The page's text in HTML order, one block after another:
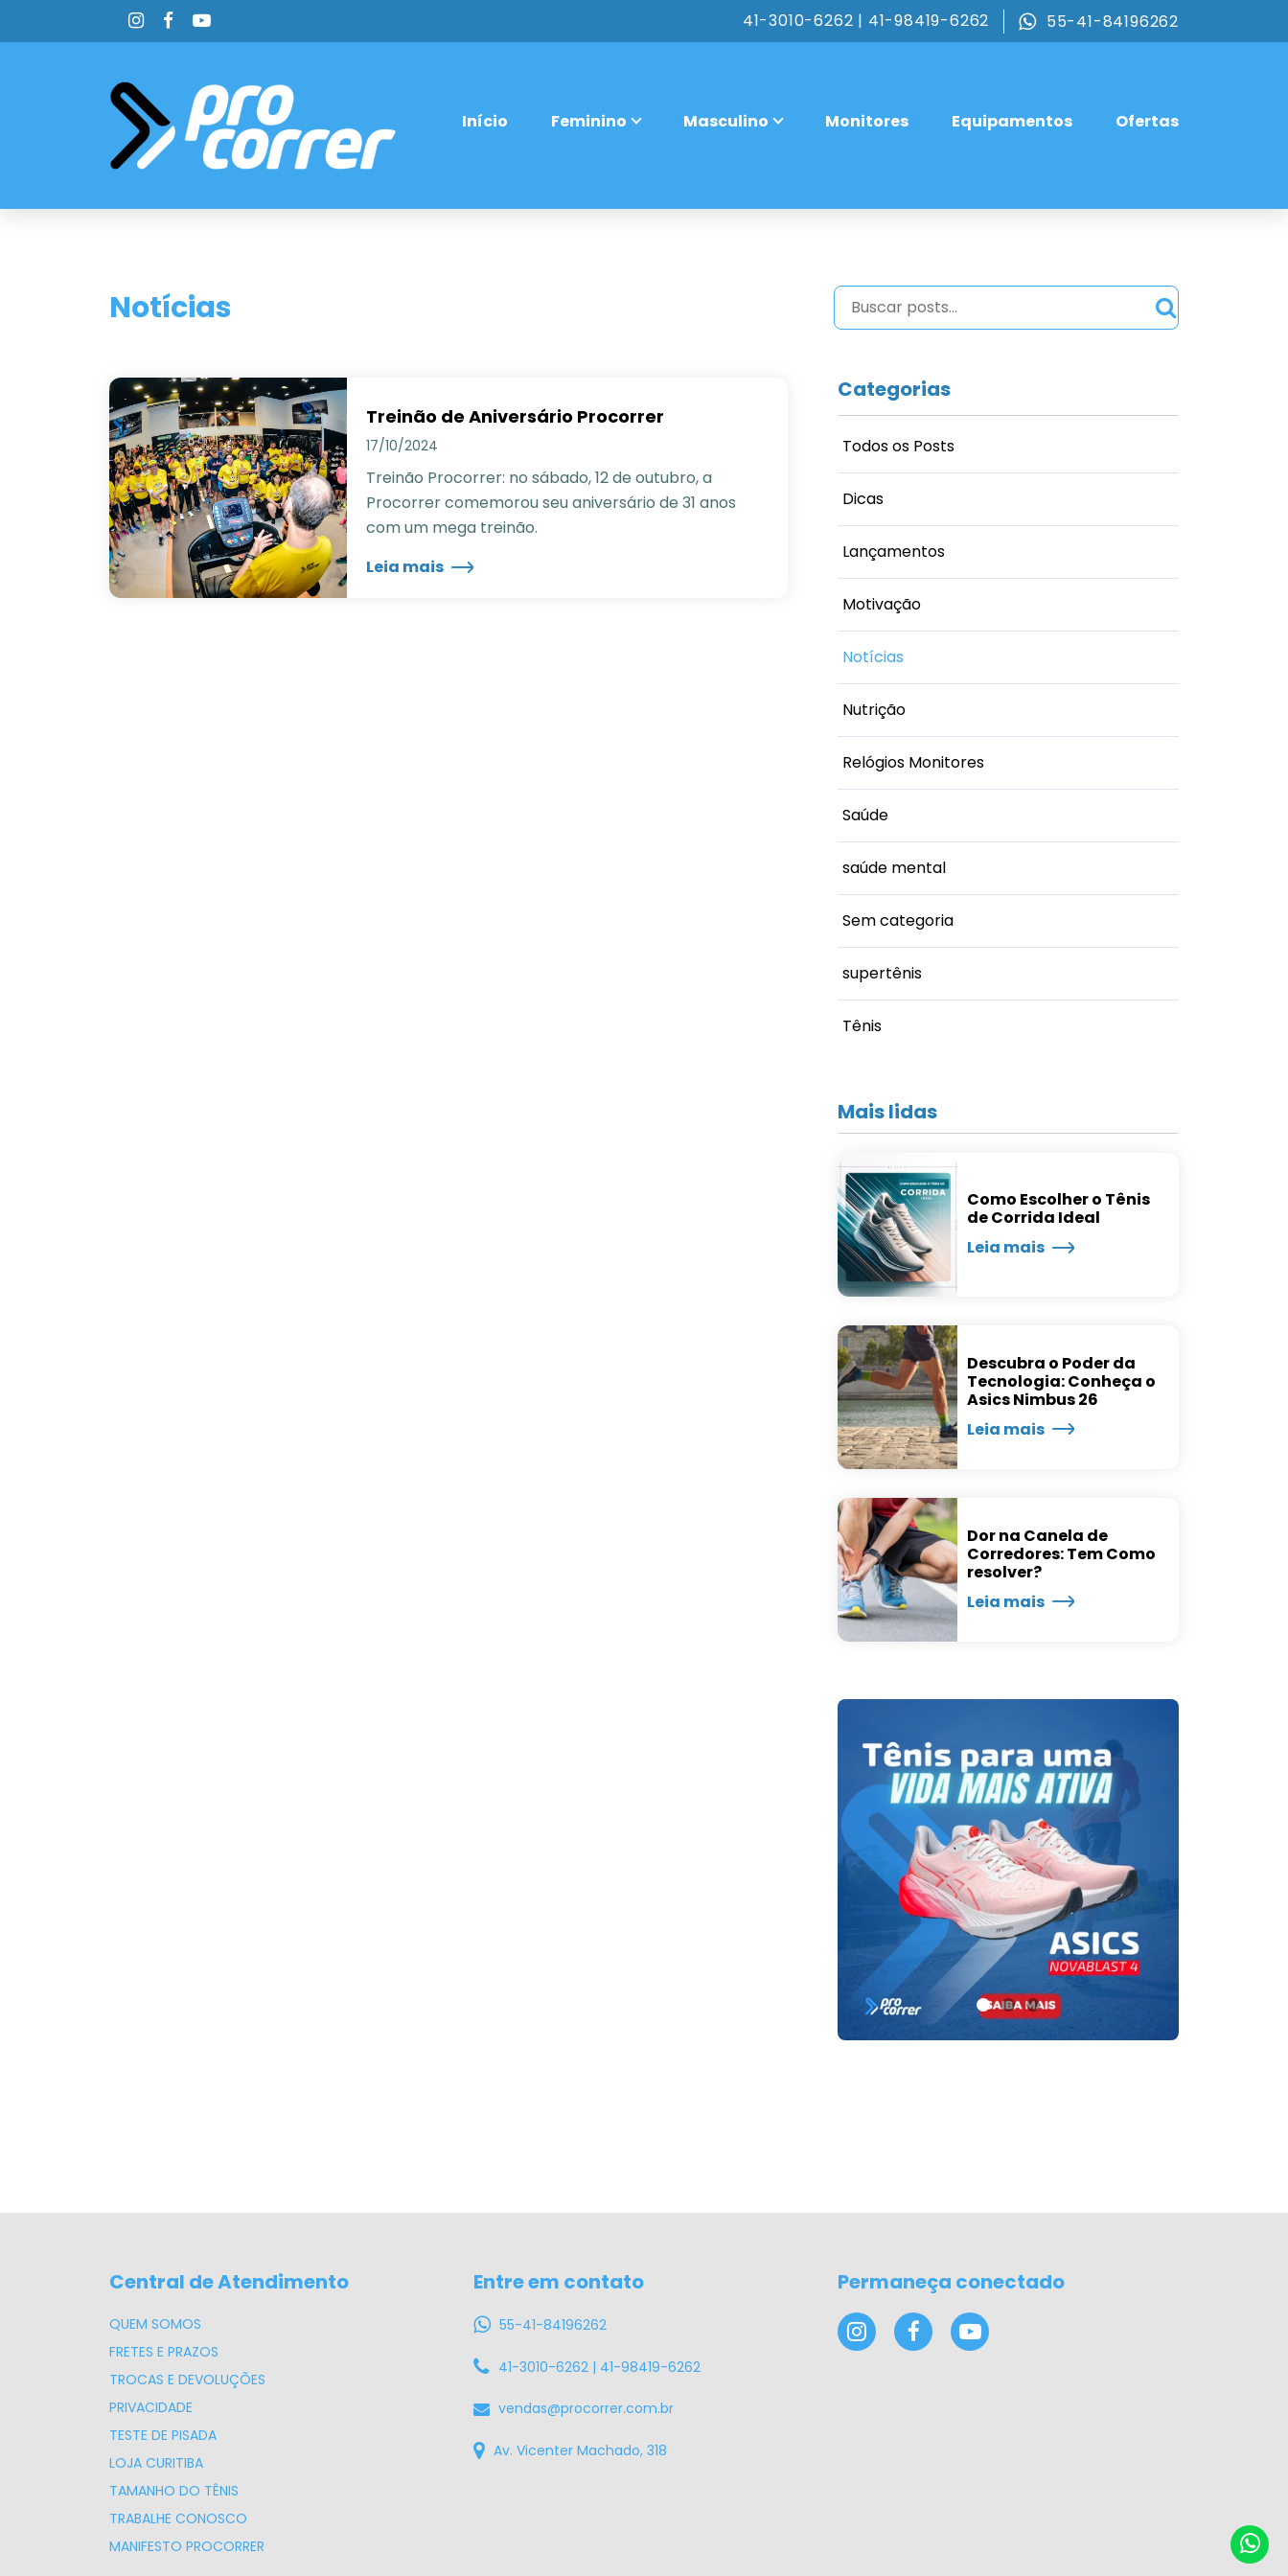
41-3010-6262 | 41-98419-6262 55-41-84196262
Início Feminino Masculino Monitores Equipamentos Ofertas
Notícias
Treinão de Aniversário Procorrer
17/10/2024
Treinão Procorrer: no sábado, 12 de outubro, a
Procorrer comemorou seu aniversário de 31 anos
com um mega treinão.
Leia mais
Categorias
Todos os Posts
Dicas
Lançamentos
Motivação
Notícias
Nutrição
Relógios Monitores
Saúde
saúde mental
Sem categoria
supertênis
Tênis
Mais lidas
Como Escolher o Tênis
de Corrida Ideal
Leia mais
Descubra o Poder da
Tecnologia: Conheça o
Asics Nimbus 26
Leia mais
Dor na Canela de
Corredores: Tem Como
resolver?
Leia mais
Central de Atendimento
QUEM SOMOS
FRETES E PRAZOS
TROCAS E DEVOLUÇÕES
PRIVACIDADE
TESTE DE PISADA
LOJA CURITIBA
TAMANHO DO TÊNIS
TRABALHE CONOSCO
MANIFESTO PROCORRER
Entre em contato
55-41-84196262
41-3010-6262 | 41-98419-6262
vendas@procorrer.com.br
Av. Vicenter Machado, 318
Permaneça conectado